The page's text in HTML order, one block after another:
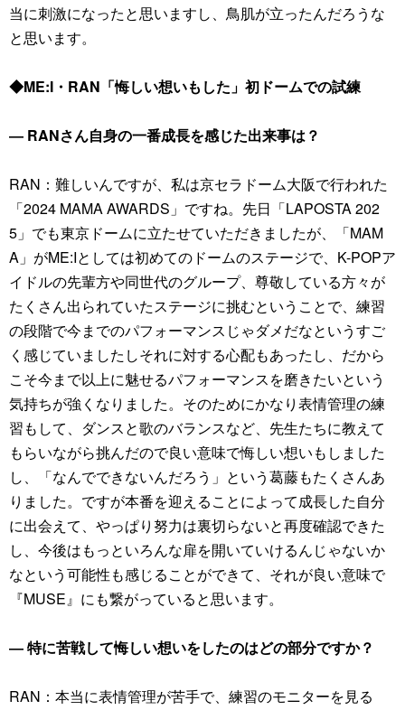
当に刺激になったと思いますし、鳥肌が立ったんだろうな
と思います。
◆ME:I・RAN「悔しい想いもした」初ドームでの試練
― RANさん自身の一番成長を感じた出来事は？
RAN：難しいんですが、私は京セラドーム大阪で行われた
「2024 MAMA AWARDS」ですね。先日「LAPOSTA 202
5」でも東京ドームに立たせていただきましたが、「MAM
A」がME:Iとしては初めてのドームのステージで、K-POPア
イドルの先輩方や同世代のグループ、尊敬している方々が
たくさん出られていたステージに挑むということで、練習
の段階で今までのパフォーマンスじゃダメだなというすご
く感じていましたしそれに対する心配もあったし、だから
こそ今まで以上に魅せるパフォーマンスを磨きたいという
気持ちが強くなりました。そのためにかなり表情管理の練
習もして、ダンスと歌のバランスなど、先生たちに教えて
もらいながら挑んだので良い意味で悔しい想いもしました
し、「なんでできないんだろう」という葛藤もたくさんあ
りました。ですが本番を迎えることによって成長した自分
に出会えて、やっぱり努力は裏切らないと再度確認できた
し、今後はもっといろんな扉を開いていけるんじゃないか
なという可能性も感じることができて、それが良い意味で
『MUSE』にも繋がっていると思います。
― 特に苦戦して悔しい想いをしたのはどの部分ですか？
RAN：本当に表情管理が苦手で、練習のモニターを見る